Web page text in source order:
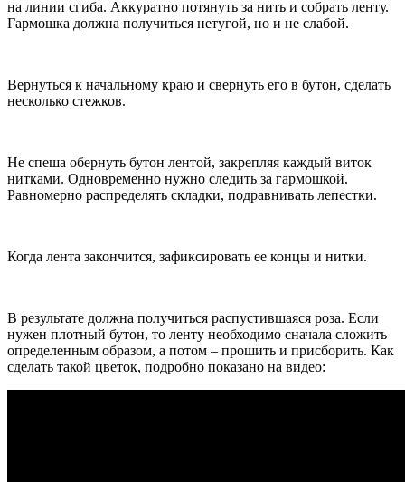
на линии сгиба. Аккуратно потянуть за нить и собрать ленту.
Гармошка должна получиться нетугой, но и не слабой.
Вернуться к начальному краю и свернуть его в бутон, сделать
несколько стежков.
Не спеша обернуть бутон лентой, закрепляя каждый виток
нитками. Одновременно нужно следить за гармошкой.
Равномерно распределять складки, подравнивать лепестки.
Когда лента закончится, зафиксировать ее концы и нитки.
В результате должна получиться распустившаяся роза. Если
нужен плотный бутон, то ленту необходимо сначала сложить
определенным образом, а потом – прошить и присборить. Как
сделать такой цветок, подробно показано на видео: